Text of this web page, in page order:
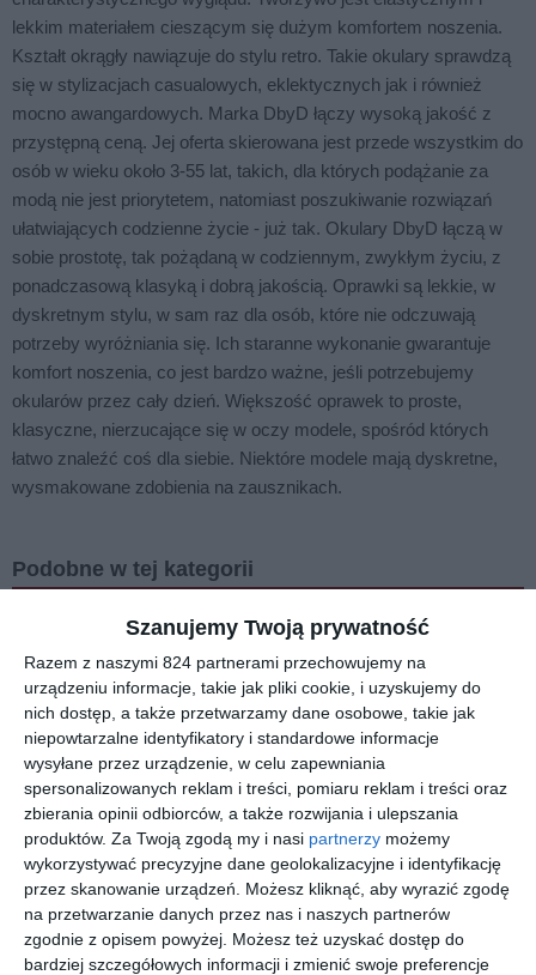
Szanujemy Twoją prywatność
Razem z naszymi 824 partnerami przechowujemy na
urządzeniu informacje, takie jak pliki cookie, i uzyskujemy do
nich dostęp, a także przetwarzamy dane osobowe, takie jak
niepowtarzalne identyfikatory i standardowe informacje
wysyłane przez urządzenie, w celu zapewniania
spersonalizowanych reklam i treści, pomiaru reklam i treści oraz
zbierania opinii odbiorców, a także rozwijania i ulepszania
produktów. Za Twoją zgodą my i nasi partnerzy możemy
wykorzystywać precyzyjne dane geolokalizacyjne i identyfikację
przez skanowanie urządzeń. Możesz kliknąć, aby wyrazić zgodę
na przetwarzanie danych przez nas i naszych partnerów
zgodnie z opisem powyżej. Możesz też uzyskać dostęp do
bardziej szczegółowych informacji i zmienić swoje preferencje
lekkim materiałem cieszącym się dużym komfortem noszenia.
Kształt okrągły nawiązuje do stylu retro. Takie okulary sprawdzą
się w stylizacjach casualowych, eklektycznych jak i również
mocno awangardowych. Marka DbyD łączy wysoką jakość z
przystępną ceną. Jej oferta skierowana jest przede wszystkim do
osób w wieku około 3-55 lat, takich, dla których podążanie za
modą nie jest priorytetem, natomiast poszukiwanie rozwiązań
ułatwiających codzienne życie - już tak. Okulary DbyD łączą w
sobie prostotę, tak pożądaną w codziennym, zwykłym życiu, z
ponadczasową klasyką i dobrą jakością. Oprawki są lekkie, w
dyskretnym stylu, w sam raz dla osób, które nie odczuwają
potrzeby wyróżniania się. Ich staranne wykonanie gwarantuje
komfort noszenia, co jest bardzo ważne, jeśli potrzebujemy
okularów przez cały dzień. Większość oprawek to proste,
klasyczne, nierzucające się w oczy modele, spośród których
łatwo znaleźć coś dla siebie. Niektóre modele mają dyskretne,
wysmakowane zdobienia na zausznikach.
Podobne w tej kategorii
EMPORIO
ARMANI
0EA3239
5017 511,
przejdź do
sklepu
RAY-BAN
0RX5430
2000 EVOL
705 ,
przejdź do
sklepu
MICHAEL
KORS
0MK3084
1001 649 ,
przejdź do
sklepu
UNOFFICIA
L UP
001
209,
przejdź do
sklepu